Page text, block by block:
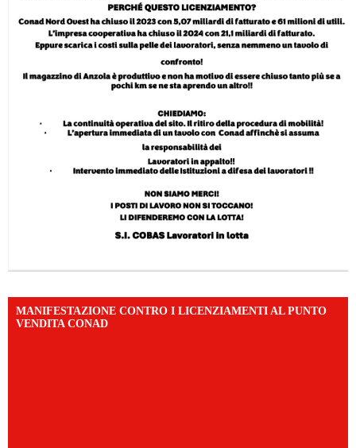
MANIFESTAZIONE CONTRO I LICENZIAMENTI AL PUNTO
VENDITA CONAD